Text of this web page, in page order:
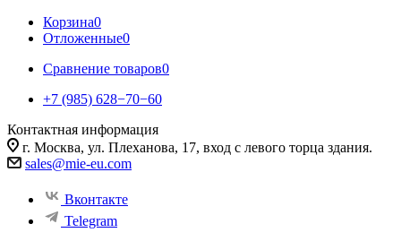
Корзина0
Отложенные0
Сравнение товаров0
+7 (985) 628−70−60
Контактная информация
г. Москва, ул. Плеханова, 17, вход с левого торца здания.
sales@mie-eu.com
Вконтакте
Telegram